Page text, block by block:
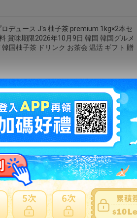
デュース J's 柚子茶 premium 1kg×2本セ
賞味期限2026年10月9日 韓国 韓国グルメ
国柚子茶 ドリンク お茶会 温活 ギフト 贈
りお茶 770g なつめ茶 生姜茶 柚子
韓国食材 韓国 韓国飲み物 韓国飲料
ク 柚子ジュース 韓国お茶 伝統茶 ヘルシー
ガ だむと
韓国飲料、お茶）